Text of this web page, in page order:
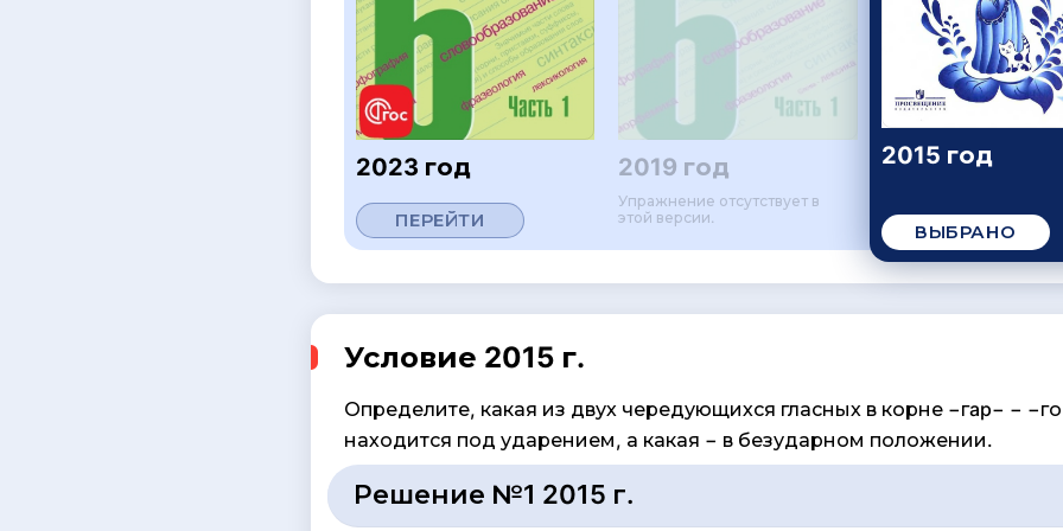
2023 год
ПЕРЕЙТИ
2019 год
Упражнение отсутствует в
этой версии.
2015 год
ВЫБРАНО
Условие 2015 г.
Определите, какая из двух чередующихся гласных в корне −гap− −
находится под ударением, а какая − в безударном положении.
Решение №1 2015 г.